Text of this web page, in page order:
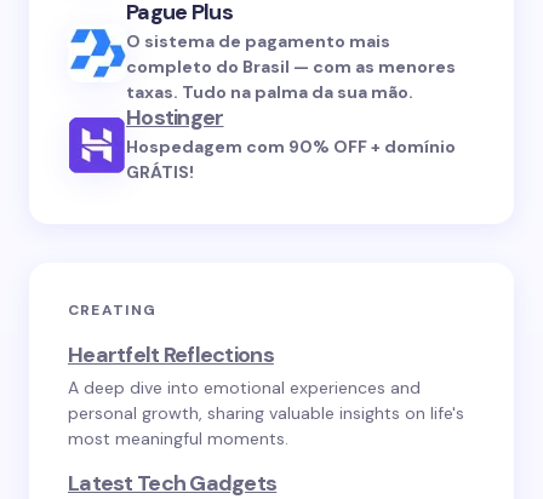
Pague Plus
O sistema de pagamento mais
completo do Brasil — com as menores
taxas. Tudo na palma da sua mão.
Hostinger
Hospedagem com 90% OFF + domínio
GRÁTIS!
CREATING
Heartfelt Reflections
A deep dive into emotional experiences and
personal growth, sharing valuable insights on life's
most meaningful moments.
Latest Tech Gadgets